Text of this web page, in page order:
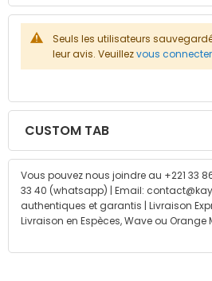
Seuls les utilisateurs
leur avis. Veuillezvous connecter
CUSTOM TAB
Vous pouvez nous joindre au +221 33
33 40 (whatsapp) | Email:
authentiques et garantis | Livraison
Livraison en Espèces, Wave ou Orange